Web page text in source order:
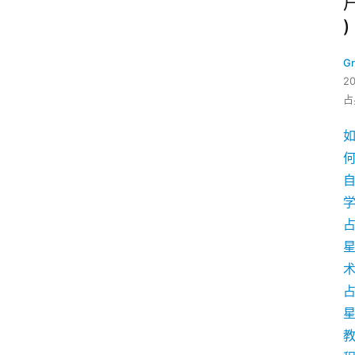
)
如
何
自
学
占
星
术
占
星
教